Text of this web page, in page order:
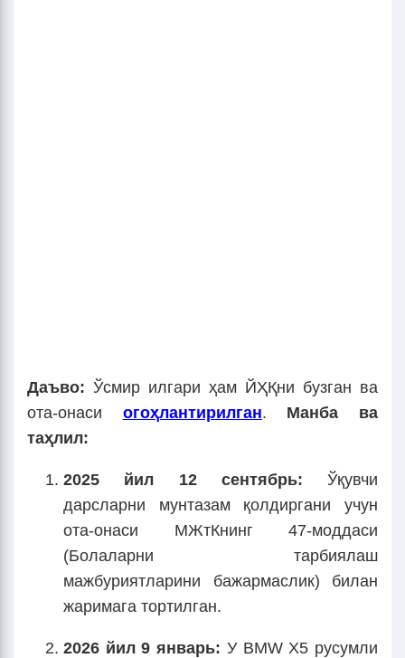
Даъво: Ўсмир илгари ҳам ЙҲҚни бузган ва
ота-онаси огоҳлантирилган. Манба ва
таҳлил:
2025 йил 12 сентябрь: Ўқувчи
дарсларни мунтазам қолдиргани учун
ота-онаси МЖтКнинг 47-моддаси
(Болаларни тарбиялаш
мажбуриятларини бажармаслик) билан
жаримага тортилган.
2026 йил 9 январь: У BMW X5 русумли